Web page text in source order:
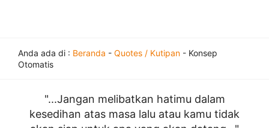
Anda ada di : Beranda - Quotes / Kutipan - Konsep
Otomatis
"...Jangan melibatkan hatimu dalam
kesedihan atas masa lalu atau kamu tidak